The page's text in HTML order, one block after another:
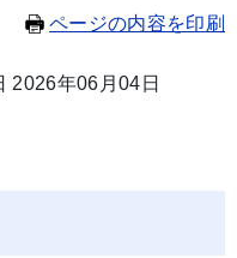
ページの内容を印刷
2026年06月04日